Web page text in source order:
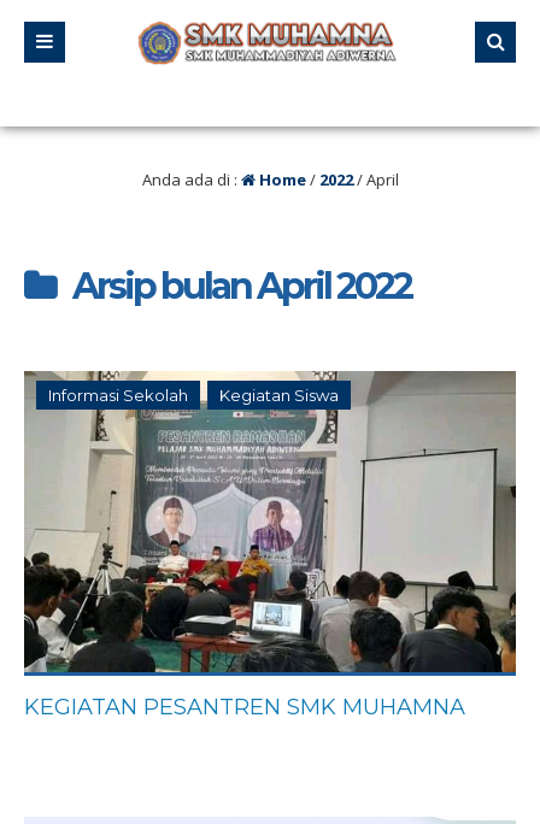
Anda ada di : Home/ 2022/April
Arsip bulan April 2022
Informasi Sekolah Kegiatan Siswa
KEGIATAN PESANTREN SMK MUHAMNA